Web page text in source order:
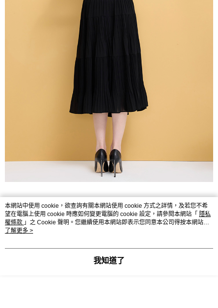
本網站中使用 cookie，欲查詢有關本網站使用 cookie 方式之詳情，及若您不希
望在電腦上使用 cookie 時應如何變更電腦的 cookie 設定，請參閱本網站「 隱私
權條款 」之 Cookie 聲明。您繼續使用本網站即表示您同意本公司得按本網站使
用條款之 Cookie 聲明使用 cookie。
了解更多 >
我知道了